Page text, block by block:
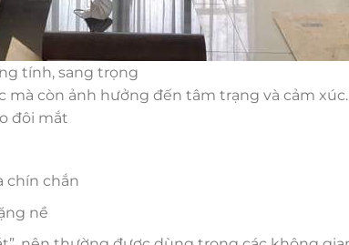
tính, sang trọng
còn ảnh hưởng đến tâm trạng và cảm
đôi mắt
chín chắn
nề